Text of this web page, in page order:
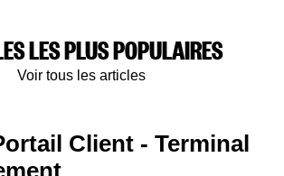
LES PLUS POPULAIRES
Voir tous les articles
Client - Terminal